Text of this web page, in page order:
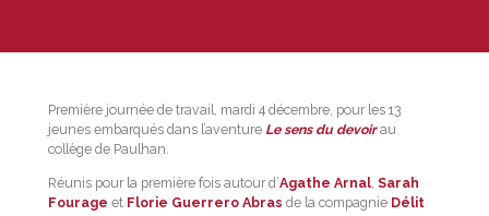
Première journée de travail, mardi 4 décembre, pour les 13
jeunes embarqués dans l’aventure Le sens du devoir au
collège de Paulhan.
Réunis pour la première fois autour d’Agathe Arnal, Sarah
Fourage et Florie Guerrero Abras de la compagnie Délit